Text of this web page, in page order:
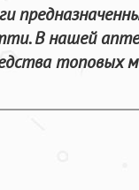
В нашей
топовых